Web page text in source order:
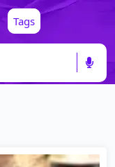
Tags